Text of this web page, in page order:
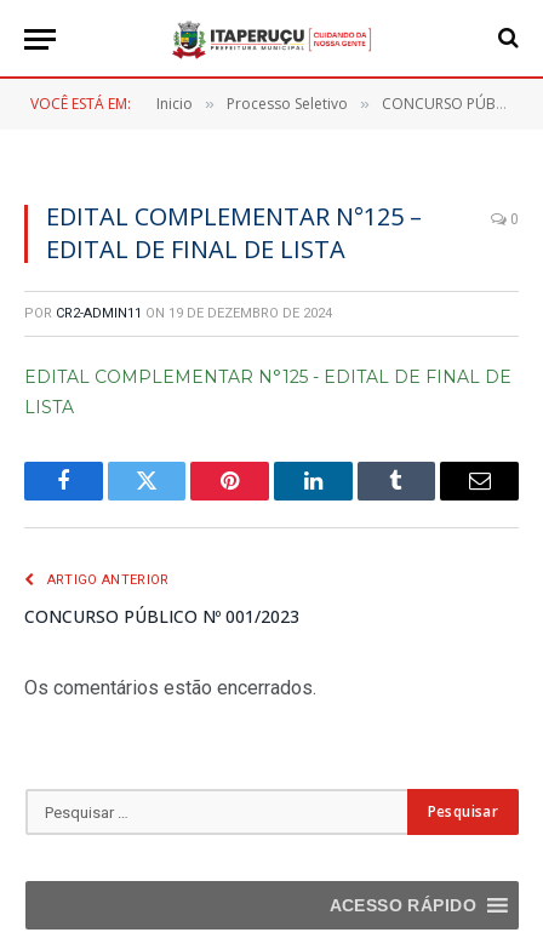
VOCÊ ESTÁ EM: Inicio » Processo Seletivo » CONCURSO PÚBLICO Nº 001/2023
EDITAL COMPLEMENTAR N°125 –
EDITAL DE FINAL DE LISTA
0
POR CR2-ADMIN11 ON 19 DE DEZEMBRO DE 2024
EDITAL COMPLEMENTAR N°125 - EDITAL DE FINAL DE
LISTA
FacebookTwitter Pinterest LinkedInTumblr
E-
ARTIGO ANTERIOR
CONCURSO PÚBLICO Nº 001/2023
Os comentários estão encerrados.
ACESSO RÁPIDO